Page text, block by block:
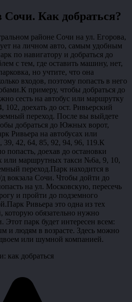
Как добраться?
районе Сочи на ул. Егорова,
на личном авто, самым удобным
по навигатору и добраться до
с тем, где оставить машину, нет,
но учтите, что она
входов, поэтому попасть в него
примеру, чтобы добраться до
сесть на автобус или маршрутку
доехать до ост. Ривьерский
переход. После вы выйдете
добраться до Южных ворот,
Ривьера на автобусах или
42, 64, 85, 92, 94, 96, 119.К
доехав до остановки
или маршрутных такси №6а, 9, 10,
переход.Парк находится в
вокзала Сочи. Чтобы дойти до
на ул. Московскую, пересечь
и пройти до подземного
Ривьера это одна из тех
которую обязательно нужно
Этот парк будет интересен всем:
и людям в возрасте. Здесь можно
или шумной компанией.